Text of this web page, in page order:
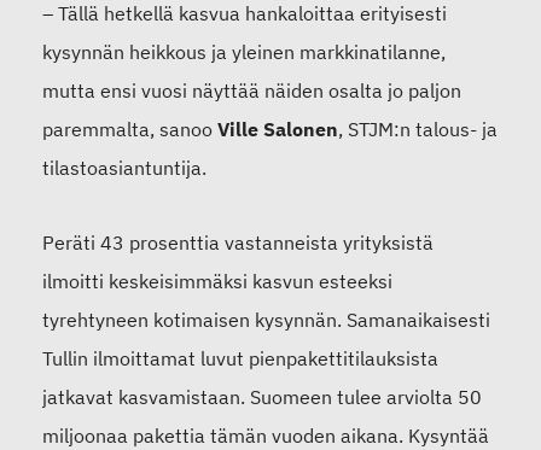
– Tällä hetkellä kasvua hankaloittaa erityisesti
kysynnän heikkous ja yleinen markkinatilanne,
mutta ensi vuosi näyttää näiden osalta jo paljon
paremmalta, sanoo Ville Salonen, STJM:n talous- ja
tilastoasiantuntija.
Peräti 43 prosenttia vastanneista yrityksistä
ilmoitti keskeisimmäksi kasvun esteeksi
tyrehtyneen kotimaisen kysynnän. Samanaikaisesti
Tullin ilmoittamat luvut pienpakettitilauksista
jatkavat kasvamistaan. Suomeen tulee arviolta 50
miljoonaa pakettia tämän vuoden aikana. Kysyntää